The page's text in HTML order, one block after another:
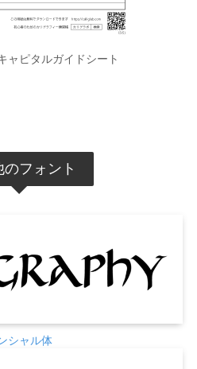
ャピタルガイドシート
のフォント
シャル体